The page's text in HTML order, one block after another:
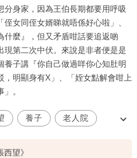
分身家，因為王伯長期都要用呼吸
女同侄女婿睇就唔係好心啦」、
什麼』，但又矛盾咁話要追返啲
現第二次中伏。來說是非者便是是
養子講『你自己做過咩你心知肚明
，明顯身有X」、「姪女點解會咁上
。
養子 老人院
望》